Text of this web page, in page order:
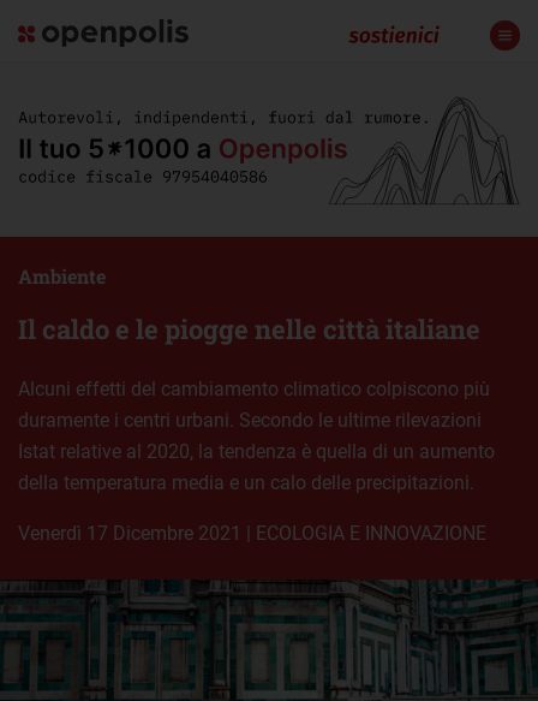
Il caldo e le piogge nelle città italiane
Ambiente
Alcuni effetti del cambiamento climatico colpiscono più
duramente i centri urbani. Secondo le ultime rilevazioni
Istat relative al 2020, la tendenza è quella di un aumento
della temperatura media e un calo delle precipitazioni.
venerdì 17 Dicembre 2021 | ECOLOGIA E INNOVAZIONE